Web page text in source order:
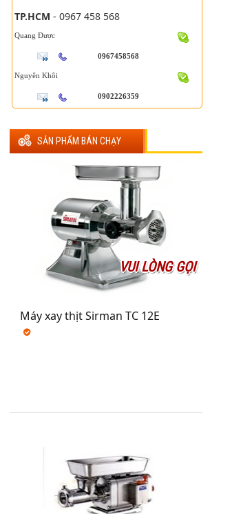
TP.HCM - 0967 458 568
Quang Được
0967458568
Nguyên Khôi
0902226359
SẢN PHẨM BÁN CHẠY
VUI LÒNG GỌI
Máy xay thịt Sirman TC 12E